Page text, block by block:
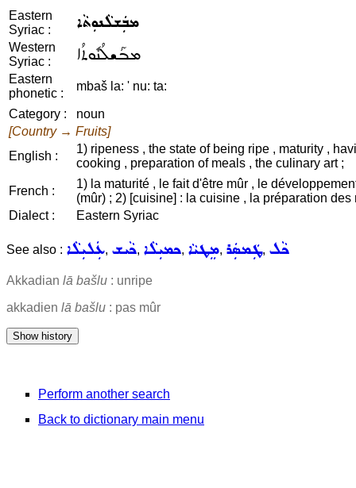
Eastern
Syriac :
ܡܒܲܫܠܵܢܘܼܬܵܐ
Western
Syriac :
ܡܒܰܫܠܳܢܽܘܬܳܐ
Eastern
phonetic :
mbaš la: ' nu: ta:
Category :
noun
[Country → Fruits]
English :
1) ripeness , the state of being ripe , maturity ,
cooking , preparation of meals , the culinary art ;
French :
1) la maturité , le fait d'être mûr , le
(mûr) ; 2) [cuisine] : la cuisine , la préparation
Dialect :
Eastern Syriac
See also : ܥܲܠܝܼܠܵܐ, ܟܵܝܫ, ܟܡܝܼܠܵܐ, ܡܸܛܝܵܐ, ܛܲܡܣܲܪ, ܟܵܠ
Akkadian lā bašlu : unripe
akkadien lā bašlu : pas mûr
Perform another search
Back to dictionary main menu